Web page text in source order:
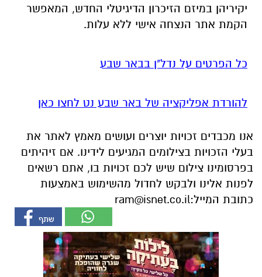
יקיריהן במיזם הזיכרון הדיגיטלי החדש, המאפשר
הקמת אתר הנצחה אישי ללא עלות.
כל הפרטים על נדל"ן בבאר שבע
להורדת אפליקציה של באר שבע נט לחצו כאן
אנו מכבדים זכויות יוצרים ועושים מאמץ לאתר את
בעלי הזכויות בצילומים המגיעים לידינו. אם זיהיתים
בפרסומינו צילום שיש לכם זכויות בו, אתם רשאים
לפנות אלינו ולבקש לחדול מהשימוש באמצעות
כתובת המייל:ram@isnet.co.il